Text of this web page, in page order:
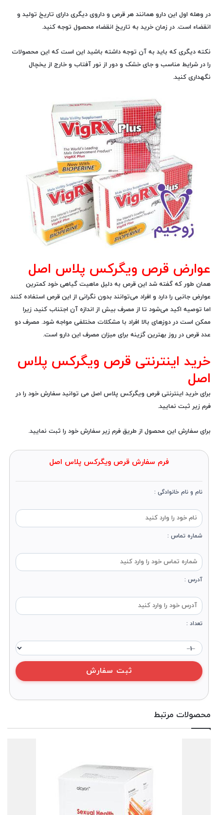
در وهله اول این دارو همانند هر قرص و داروی دیگری دارای تاریخ تولید و
انقضاء است. در زمان خرید به تاریخ انقضاء محصول توجه کنید.
نکته دیگری که باید به آن توجه داشته باشید این است که این محصولات
را در شرایط مناسب و جای خشک و دور از نور آفتاب و خارج از یخچال
نگهداری کنید.
عوارض قرص ویگرکس پلاس اصل
همان طور که گفته شد این قرص به دلیل ماهیت گیاهی خود کمترین
عوارض جانبی را دارد و افراد می‌توانند بدون نگرانی از این قرص استفاده کنند
اما توصیه اکید می‌شود تا از مصرف بیش از اندازه آن اجتناب کنید، زیرا
ممکن است در دوزهای بالا افراد با مشکلات مختلفی مواجه شود. مصرف دو
عدد قرص در روز بهترین گزینه برای میزان مصرف این دارو است.
خرید اینترنتی قرص ویگرکس پلاس
اصل
برای خرید اینترنتی قرص ویگرکس پلاس اصل می توانید سفارش خود را در
فرم زیر ثبت نمایید.
برای سفارش این محصول از طریق فرم زیر سفارش خود را ثبت نمایید.
فرم سفارش قرص ویگرکس پلاس اصل
نام و نام خانوادگی :
شماره تماس :
آدرس :
تعداد :
محصولات مرتبط